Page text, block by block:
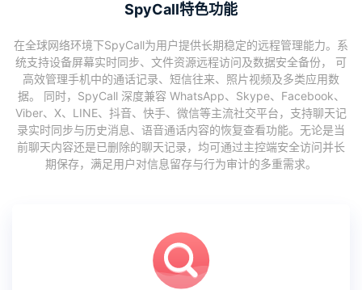
SpyCall特色功能
在全球网络环境下SpyCall为用户提供长期稳定的远程管理能力。系
统支持设备屏幕实时同步、文件资源远程访问及数据安全备份， 可
高效管理手机中的通话记录、短信往来、照片视频及多类应用数
据。 同时，SpyCall 深度兼容 WhatsApp、Skype、Facebook、
Viber、X、LINE、抖音、快手、微信等主流社交平台，支持聊天记
录实时同步与历史消息、语音通话内容的恢复查看功能。无论是当
前聊天内容还是已删除的聊天记录，均可通过主控端安全访问并长
期保存，满足用户对信息留存与行为审计的多重需求。